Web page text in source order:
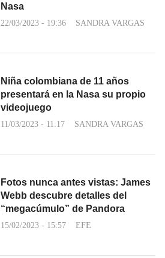
Nasa
22/03/2023 - 19:36 SANDRA VARGAS
Niña colombiana de 11 años
presentará en la Nasa su propio
videojuego
11/03/2023 - 11:17 SANDRA VARGAS
Fotos nunca antes vistas: James
Webb descubre detalles del
“megacúmulo” de Pandora
15/02/2023 - 15:57 EFE